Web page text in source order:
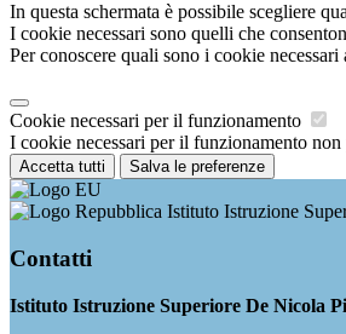
In questa schermata è possibile scegliere
I cookie necessari sono quelli che
Per conoscere quali sono i cookie
Cookie necessari per il funzionamento
I cookie necessari per il funzionamento
Accetta tutti Salva le preferenze
Istituto Istruzione
Contatti
Istituto Istruzione Superiore De Nicola